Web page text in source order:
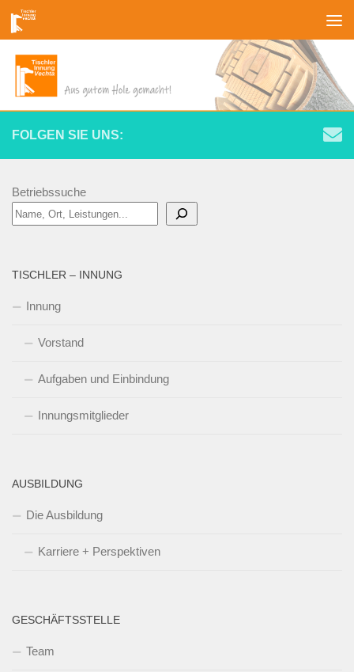
Zum Inhalt springen
FOLGEN SIE UNS:
Betriebssuche
TISCHLER – INNUNG
Innung
Vorstand
Aufgaben und Einbindung
Innungsmitglieder
AUSBILDUNG
Die Ausbildung
Karriere + Perspektiven
GESCHÄFTSSTELLE
Team